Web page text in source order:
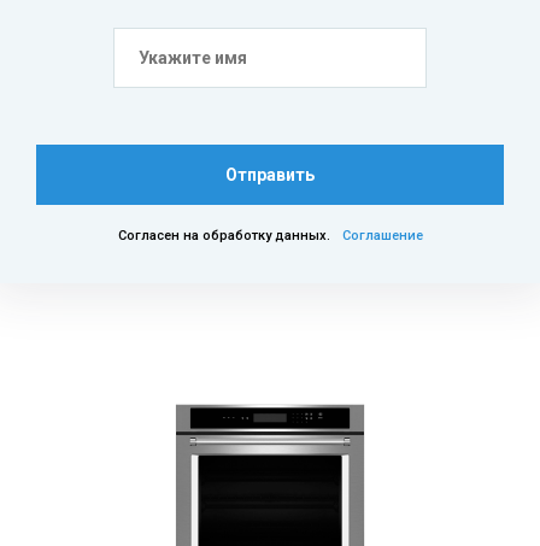
Отправить
Согласен на обработку данных. Соглашение